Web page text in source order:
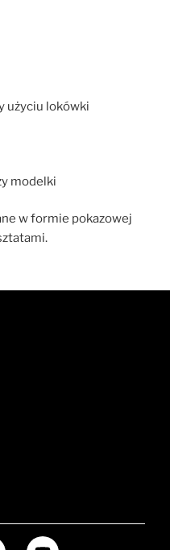
użyciu lokówki
modelki
w formie pokazowej